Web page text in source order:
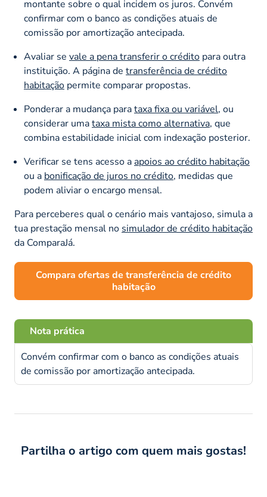
montante sobre o qual incidem os juros. Convém
confirmar com o banco as condições atuais de
comissão por amortização antecipada.
Avaliar se vale a pena transferir o crédito para outra
instituição. A página de transferência de crédito
habitação permite comparar propostas.
Ponderar a mudança parataxa fixa ou variável, ou
considerar umataxa mista como alternativa, que
combina estabilidade inicial com indexação posterior.
Verificar se tens acesso a apoios ao crédito habitação
ou a bonificação de juros no crédito, medidas que
podem aliviar o encargo mensal.
Para perceberes qual o cenário mais vantajoso, simula a
tua prestação mensal no simulador de crédito habitação
da ComparaJá.
Compara ofertas de transferência de crédito
habitação
Nota prática
Convém confirmar com o banco as condições atuais
de comissão por amortização antecipada.
Partilha o artigo com quem mais gostas!